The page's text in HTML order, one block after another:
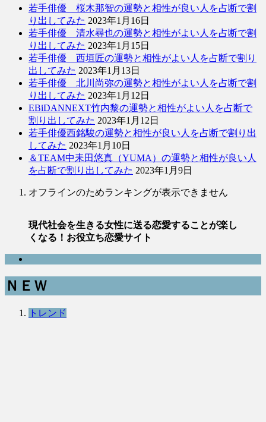
若手俳優 桜木那智の運勢と相性が良い人を占断で割
り出してみた 2023年1月16日
若手俳優 清水尋也の運勢と相性がよい人を占断で割
り出してみた 2023年1月15日
若手俳優 西垣匠の運勢と相性がよい人を占断で割り
出してみた 2023年1月13日
若手俳優 北川尚弥の運勢と相性がよい人を占断で割
り出してみた 2023年1月12日
EBiDANNEXT竹内黎の運勢と相性がよい人を占断で
割り出してみた 2023年1月12日
若手俳優西銘駿の運勢と相性が良い人を占断で割り出
してみた 2023年1月10日
＆TEAM中耒田悠真（YUMA）の運勢と相性が良い人
を占断で割り出してみた 2023年1月9日
オフラインのためランキングが表示できません
現代社会を生きる女性に送る恋愛することが楽し
くなる！お役立ち恋愛サイト
ＮＥＷ
トレンド